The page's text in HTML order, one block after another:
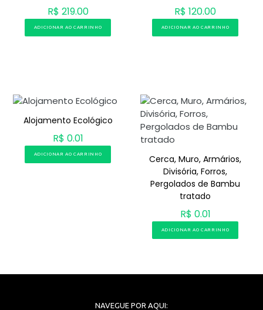
R$ 219.00
ADICIONAR AO CARRINHO
R$ 120.00
ADICIONAR AO CARRINHO
Alojamento Ecológico
R$ 0.01
ADICIONAR AO CARRINHO
Cerca, Muro, Armários,
Divisória, Forros,
Pergolados de Bambu
tratado
R$ 0.01
ADICIONAR AO CARRINHO
NAVEGUE POR AQUI: